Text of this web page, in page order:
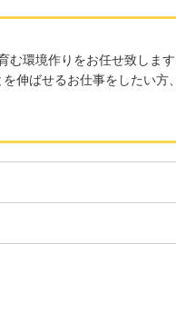
む環境作りをお任せ致しま
伸ばせるお仕事をしたい方